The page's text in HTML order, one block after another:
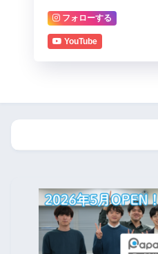
フォローする
YouTube